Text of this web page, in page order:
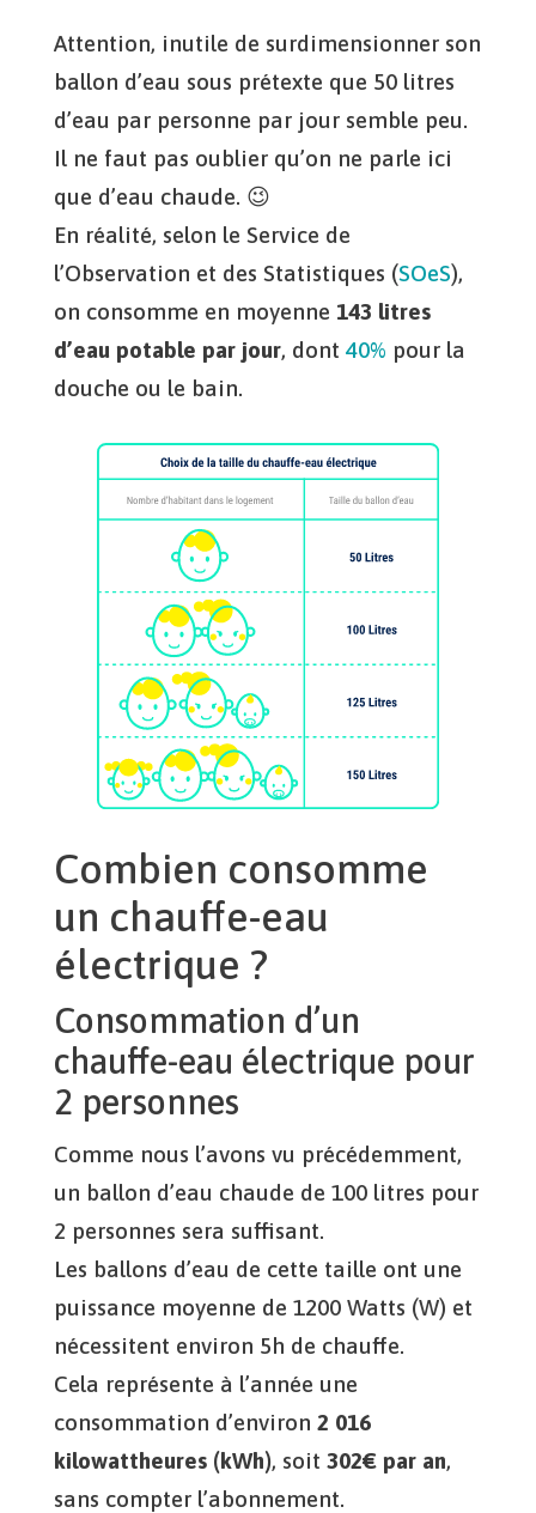
Attention, inutile de surdimensionner son
ballon d’eau sous prétexte que 50 litres
d’eau par personne par jour semble peu.
Il ne faut pas oublier qu’on ne parle ici
que d’eau chaude. 😉
En réalité, selon le Service de
l’Observation et des Statistiques (SOeS),
on consomme en moyenne 143 litres
d’eau potable par jour, dont 40% pour la
douche ou le bain.
Combien consomme
un chauffe-eau
électrique ?
Consommation d’un
chauffe-eau électrique pour
2 personnes
Comme nous l’avons vu précédemment,
un ballon d’eau chaude de 100 litres pour
2 personnes sera suffisant.
Les ballons d’eau de cette taille ont une
puissance moyenne de 1200 Watts (W) et
nécessitent environ 5h de chauffe.
Cela représente à l’année une
consommation d’environ 2 016
kilowattheures (kWh), soit 302€ par an,
sans compter l’abonnement.